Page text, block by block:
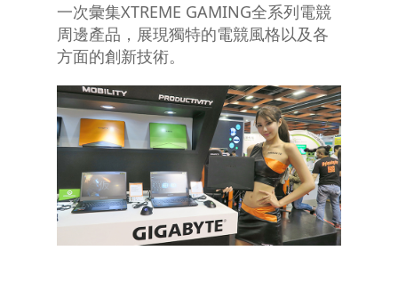
一次彙集XTREME GAMING全系列電競
周邊產品，展現獨特的電競風格以及各
方面的創新技術。